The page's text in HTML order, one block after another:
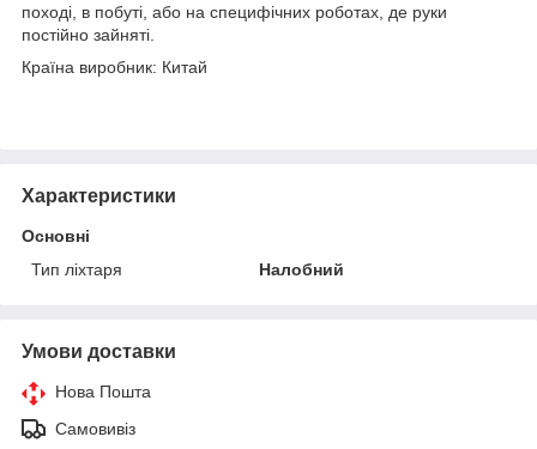
поході, в побуті, або на специфічних роботах, де руки
постійно зайняті.
Країна виробник: Китай
Характеристики
Основні
Тип ліхтаря
Налобний
Умови доставки
Нова Пошта
Самовивіз